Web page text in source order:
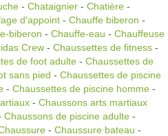
- Chataignier - Chatière -
d'appoint - Chauffe biberon -
biberon - Chauffe-eau - Chauffeuse
Crew - Chaussettes de fitness -
de foot adulte - Chaussettes de
sans pied - Chaussettes de piscine
- Chaussettes de piscine homme -
- Chaussons arts martiaux
Chaussons de piscine adulte -
- Chaussure bateau -